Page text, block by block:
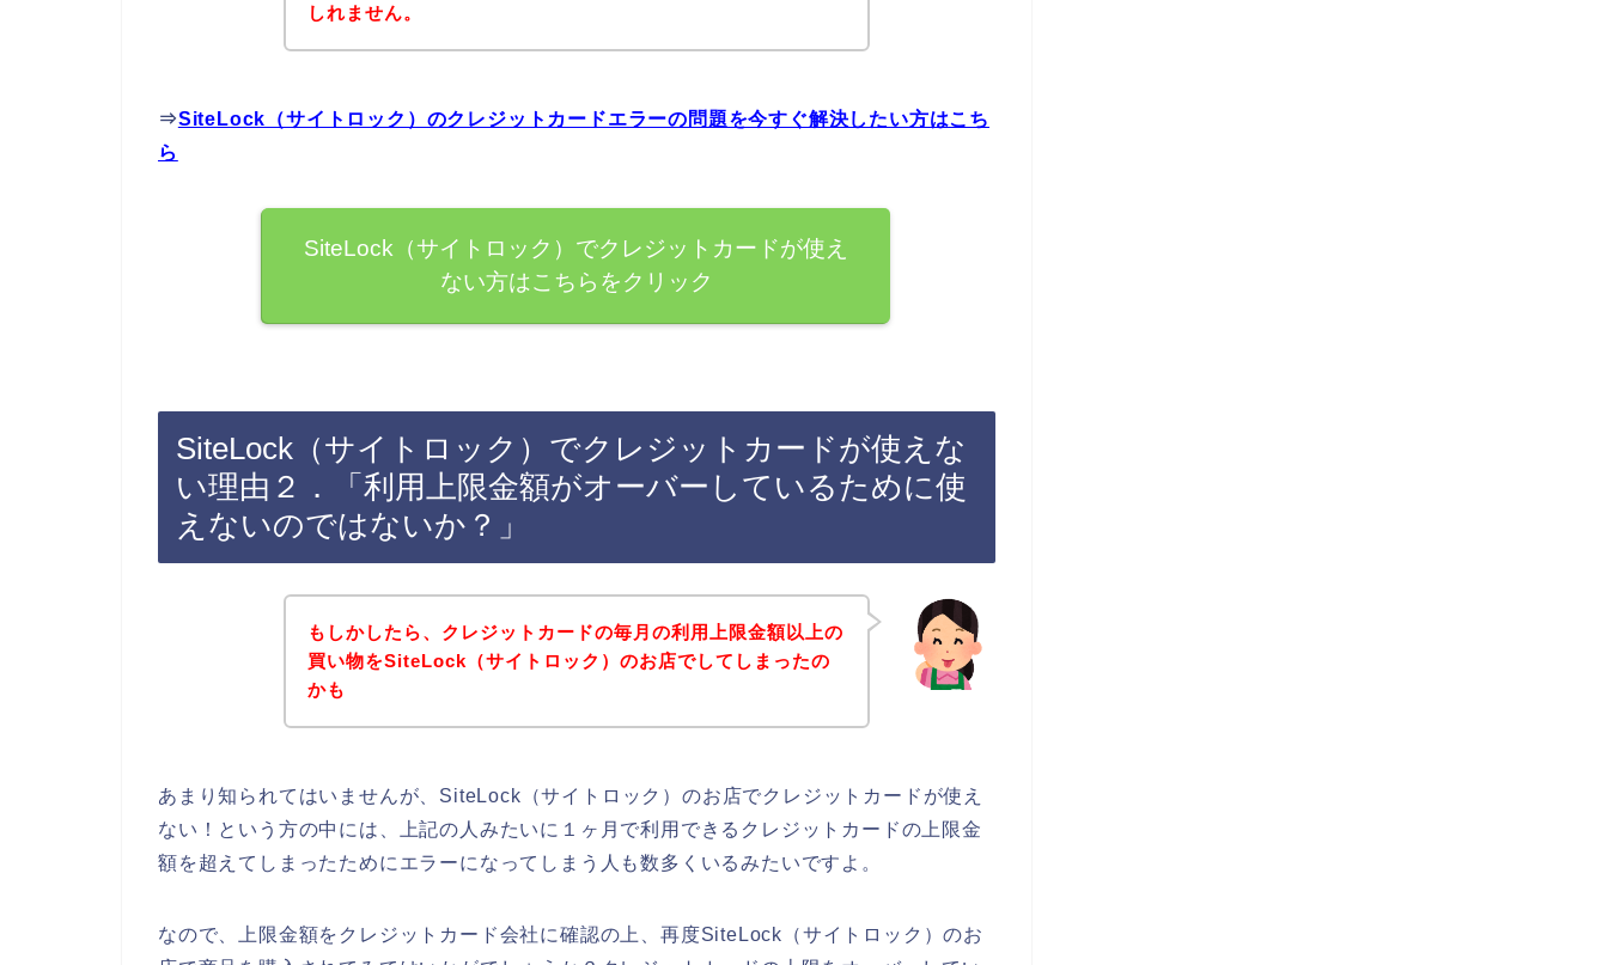
しれません。
⇒SiteLock（サイトロック）のクレジットカードエラーの問題を今すぐ解決したい方はこち
ら
SiteLock（サイトロック）でクレジットカードが使え
ない方はこちらをクリック
SiteLock（サイトロック）でクレジットカードが使えな
い理由２．「利用上限金額がオーバーしているために使
えないのではないか？」
もしかしたら、クレジットカードの毎月の利用上限金額以上の
買い物をSiteLock（サイトロック）のお店でしてしまったの
かも
あまり知られてはいませんが、SiteLock（サイトロック）のお店でクレジットカードが使え
ない！という方の中には、上記の人みたいに１ヶ月で利用できるクレジットカードの上限金
額を超えてしまったためにエラーになってしまう人も数多くいるみたいですよ。
なので、上限金額をクレジットカード会社に確認の上、再度SiteLock（サイトロック）のお